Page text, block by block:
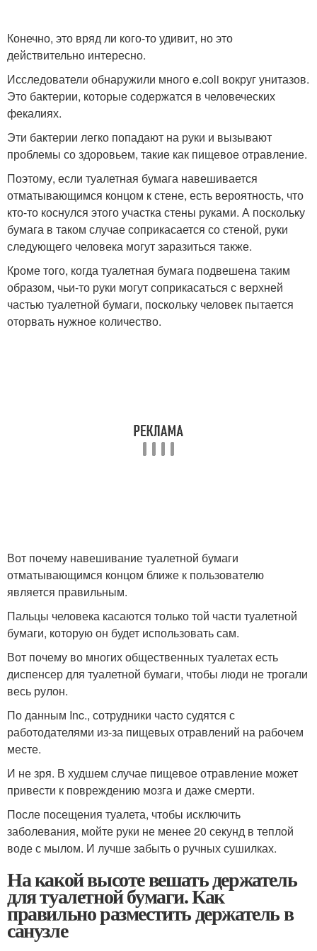
Конечно, это вряд ли кого-то удивит, но это
действительно интересно.
Исследователи обнаружили много e.coli вокруг унитазов.
Это бактерии, которые содержатся в человеческих
фекалиях.
Эти бактерии легко попадают на руки и вызывают
проблемы со здоровьем, такие как пищевое отравление.
Поэтому, если туалетная бумага навешивается
отматывающимся концом к стене, есть вероятность, что
кто-то коснулся этого участка стены руками. А поскольку
бумага в таком случае соприкасается со стеной, руки
следующего человека могут заразиться также.
Кроме того, когда туалетная бумага подвешена таким
образом, чьи-то руки могут соприкасаться с верхней
частью туалетной бумаги, поскольку человек пытается
оторвать нужное количество.
Вот почему навешивание туалетной бумаги
отматывающимся концом ближе к пользователю
является правильным.
Пальцы человека касаются только той части туалетной
бумаги, которую он будет использовать сам.
Вот почему во многих общественных туалетах есть
диспенсер для туалетной бумаги, чтобы люди не трогали
весь рулон.
По данным Inc., сотрудники часто судятся с
работодателями из-за пищевых отравлений на рабочем
месте.
И не зря. В худшем случае пищевое отравление может
привести к повреждению мозга и даже смерти.
После посещения туалета, чтобы исключить
заболевания, мойте руки не менее 20 секунд в теплой
воде с мылом. И лучше забыть о ручных сушилках.
На какой высоте вешать держатель
для туалетной бумаги. Как
правильно разместить держатель в
санузле